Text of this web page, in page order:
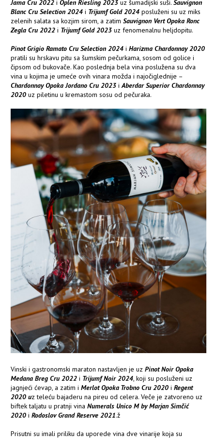
Jama Cru 2022 iOplen Riesling 2023 uz šumadijski suši.Sauvignon
Blanc Cru Selection 2024 i Trijumf Gold 2024 posluženi su uz miks
zelenih salata sa kozjim sirom, a zatimSauvignon Vert Opoka Ronc
Zegla Cru 2022 i Trijumf Gold 2023 uz fenomenalnu heljdopitu.
Pinot Grigio Ramato Cru Selection 2024 iHarizma Chardonnay 2020
pratili su hrskavu pitu sa šumskim pečurkama, sosom od golice i
čipsom od bukovače. Kao poslednja bela vina poslužena su dva
vina u kojima je umeće ovih vinara možda i najočiglednije –
Chardonnay Opoka Jordano Cru 2023iAberdar Superior Chardonnay
2020 uz piletinu u kremastom sosu od pečuraka.
Vinski i gastronomski maraton nastavljen je uzPinot Noir Opoka
Medana Breg Cru 2022 i Trijumf Noir 2024, koji su posluženi uz
jagnjeći ćevap, a zatim iMerlot Opoka Trobno Cru 2020iRegent
2020 uz teleću bajaderu na pireu od celera. Veče je zatvoreno uz
biftek taljatu u pratnji vinaNumerals Unico M by Marjan Simčić
2020iRodoslov Grand Reserve 2021.ž
Prisutni su imali priliku da uporede vina dve vinarije koja su